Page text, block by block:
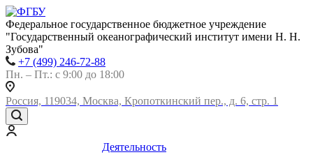
Федеральное государственное бюджетное учреждение
"Государственный океанографический институт имени Н. Н.
Зубова"
+7 (499) 246-72-88
Пн. – Пт.: с 9:00 до 18:00
Россия, 119034, Москва, Кропоткинский пер., д. 6, стр. 1
Деятельность